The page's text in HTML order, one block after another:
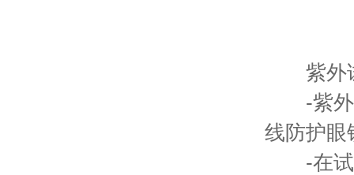
紫外试
-紫外
线防护眼
-在试